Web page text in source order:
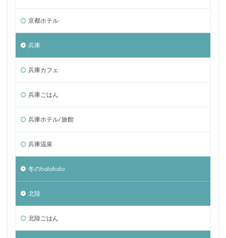
京都ホテル
兵庫
兵庫カフェ
兵庫ごはん
兵庫ホテル/ 旅館
兵庫温泉
冬のholoholo
北陸
北陸ごはん